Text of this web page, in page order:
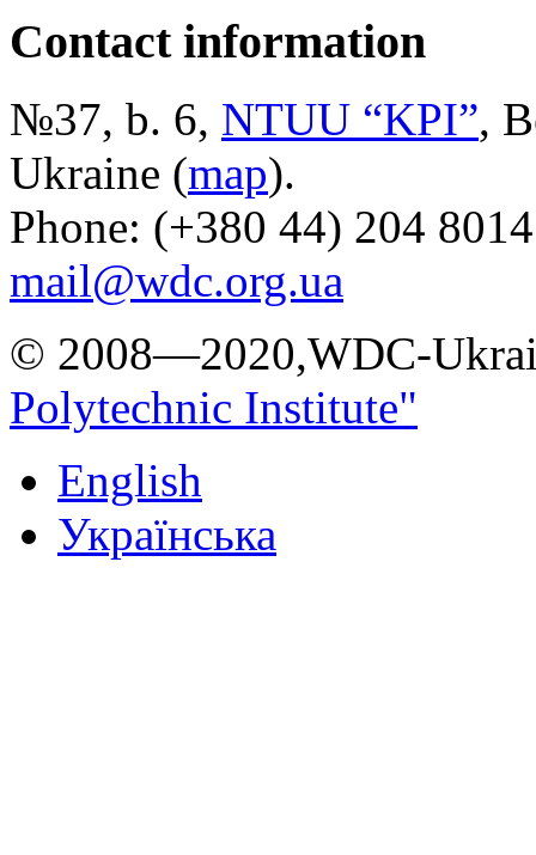
Contact information
№37, b. 6, NTUU “KPI”,
Ukraine (map).
Phone: (+380 44) 204
mail@wdc.org.ua
© 2008—2020,WDC-
Polytechnic Institute"
English
Українська